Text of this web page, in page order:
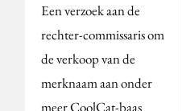
Een verzoek aan de
rechter-commissaris om
de verkoop van de
merknaam aan onder
meer CoolCat-baas